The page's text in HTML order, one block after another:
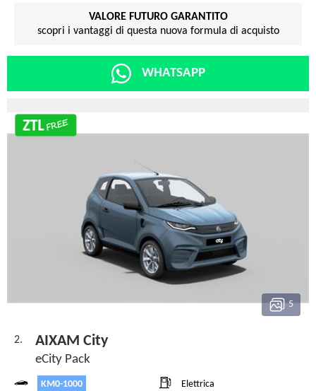
VALORE FUTURO GARANTITO
scopri i vantaggi di questa nuova formula di acquisto
WHATSAPP
5
2. AIXAM City
eCity Pack
KM0-1000 Elettrica